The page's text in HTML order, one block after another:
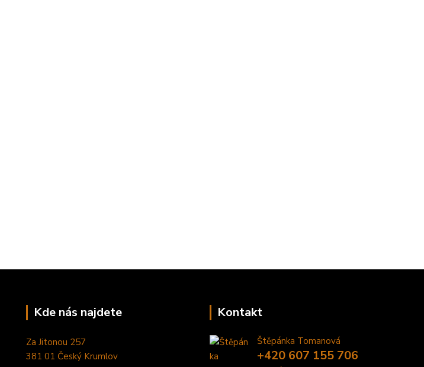
Kde nás najdete
Za Jitonou 257
381 01 Český Krumlov
Kontakt
Štěpánka Tomanová
+420 607 155 706